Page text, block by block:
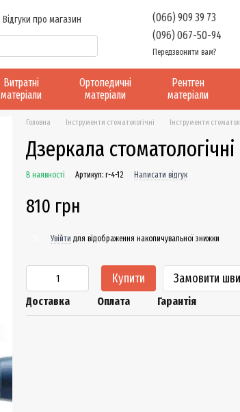
Відгуки про магазин
(066) 909 39 73
(096) 067-50-94
Передзвонити вам?
Витратні
матеріали
Ортопедичні
матеріали
Рентген
матеріали
Головна Інструменти стоматологічні Інструменти
Дзеркала
В наявності Артикул: r-4-12 Написати відгук
810 грн
Увійти для відображення накопичувальної знижки
Купити Замовити
Доставка Оплата Гарантія